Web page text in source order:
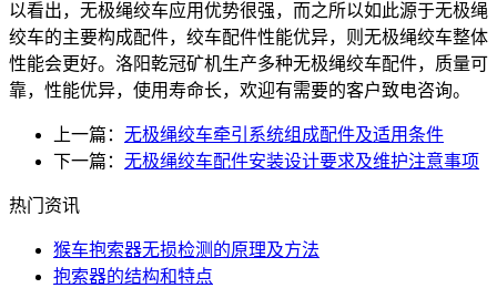
以看出，无极绳绞车应用优势很强，而之所以如此源于无极绳
绞车的主要构成配件，绞车配件性能优异，则无极绳绞车整体
性能会更好。洛阳乾冠矿机生产多种无极绳绞车配件，质量可
靠，性能优异，使用寿命长，欢迎有需要的客户致电咨询。
上一篇： 无极绳绞车牵引系统组成配件及适用条件
下一篇： 无极绳绞车配件安装设计要求及维护注意事项
热门资讯
猴车抱索器无损检测的原理及方法
抱索器的结构和特点